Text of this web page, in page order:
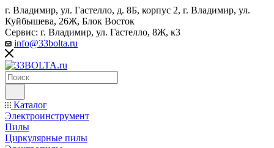
г. Владимир, ул. Гастелло, д. 8Б, корпус 2, г. Владимир, ул. ​
Куйбышева, 26Ж, Блок Восток
Сервис: г. Владимир, ул. Гастелло, 8Ж, к3
info@33bolta.ru
Каталог
Электроинструмент
Пилы
Циркулярные пилы